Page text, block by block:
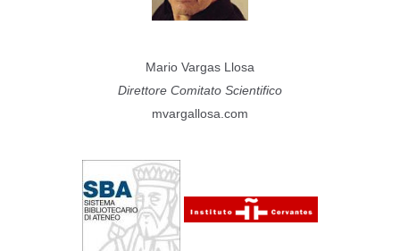
Mario Vargas Llosa
Direttore Comitato Scientifico
mvargallosa.com